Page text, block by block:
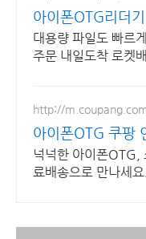
아이폰OTG리더
대성
대용량 파일도 빠르
주문 내일도착 로켓
http://
아이폰OTG 쿠팡
넉넉한 아이폰OTG,
료배송으로 만나세